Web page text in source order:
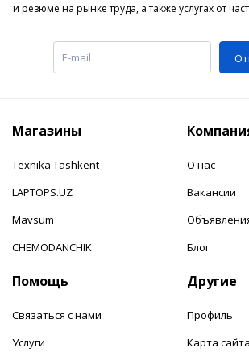
и резюме на рынке труда, а также услугах от
Магазины
Texnika Tashkent
LAPTOPS.UZ
Mavsum
CHEMODANCHIK
О нас
Вакансии
Блог
Помощь
Связаться с нами
Услуги
Другие
Профиль
Карта сайта